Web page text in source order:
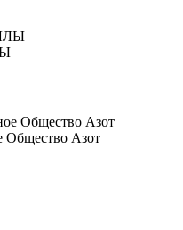
Общество Азот